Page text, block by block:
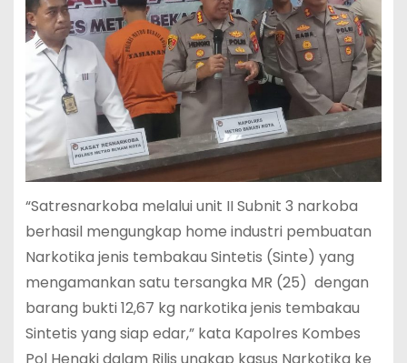
“Satresnarkoba melalui unit II Subnit 3 narkoba
berhasil mengungkap home industri pembuatan
Narkotika jenis tembakau Sintetis (Sinte) yang
mengamankan satu tersangka MR (25) dengan
barang bukti 12,67 kg narkotika jenis tembakau
Sintetis yang siap edar,” kata Kapolres Kombes
Pol Hengki dalam Rilis ungkap kasus Narkotika ke